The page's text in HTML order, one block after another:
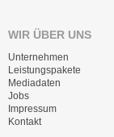
WIR ÜBER UNS
Unternehmen
Leistungspakete
Mediadaten
Jobs
Impressum
Kontakt